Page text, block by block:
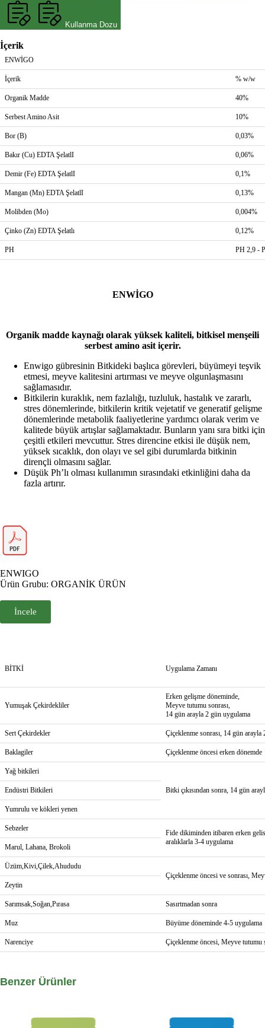
Kullanma Dozu
İçerik
ENWİGO
İçerik % w/w
Organik Madde 40%
Serbest Amino Asit 10%
Bor (B) 0,03%
Bakır (Cu) EDTA ŞelatlI 0,06%
Demir (Fe) EDTA ŞelatlI 0,1%
Mangan (Mn) EDTA ŞelatlI 0,13%
Molibden (Mo) 0,004%
Çinko (Zn) EDTA Şelatlı 0,12%
PH PH 2,9 -
ENWİGO
Organik madde kaynağı olarak yüksek kaliteli, bitkisel menşeili
serbest amino asit içerir.
Enwigo gübresinin Bitkideki başlıca görevleri, büyümeyi teşvik
etmesi, meyve kalitesini artırması ve meyve olgunlaşmasını
sağlamasıdır.
Bitkilerin kuraklık, nem fazlalığı, tuzluluk, hastalık ve zararlı,
stres dönemlerinde, bitkilerin kritik vejetatif ve generatif gelişme
dönemlerinde metabolik faaliyetlerine yardımcı olarak verim ve
kalitede büyük artışlar sağlamaktadır. Bunların yanı sıra bitki için
çeşitli etkileri mevcuttur. Stres direncine etkisi ile düşük nem,
yüksek sıcaklık, don olayı ve sel gibi durumlarda bitkinin
dirençli olmasını sağlar.
Düşük Ph’lı olması kullanımın sırasındaki etkinliğini daha da
fazla artırır.
ENWIGO
Ürün Grubu: ORGANİK ÜRÜN
İncele
BİTKİ Uygulama Zamanı
Yumuşak Çekirdekliler
Erken gelişme döneminde,
Meyve tutumu sonrası,
14 gün arayla 2 gün uygulama
Sert Çekirdekler Çiçeklenme sonrası, 14 gün arayla
Baklagiler Çiçeklenme öncesi erken dönemde
Yağ bitkileri
Bitki çıkısından sonra, 14 gün
Endüstri Bitkileri
Yumrulu ve kökleri yenen
Sebzeler
Fide dikiminden itibaren erken
aralıklarla 3-4 uygulama
Marul, Lahana, Brokoli
Üzüm,Kivi,Çilek,Ahududu
Çiçeklenme öncesi ve sonrası,
Zeytin
Sarımsak,Soğan,Pırasa Sasırtmadan sonra
Muz Büyüme döneminde 4-5 uygulama
Narenciye Çiçeklenme öncesi, Meyve tutumu
Benzer Ürünler